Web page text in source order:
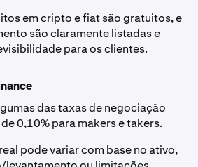
em cripto e fiat são gratuitos, e
são claramente listadas e
para os clientes.
das taxas de negociação
0,10% para makers e takers.
pode variar com base no ativo,